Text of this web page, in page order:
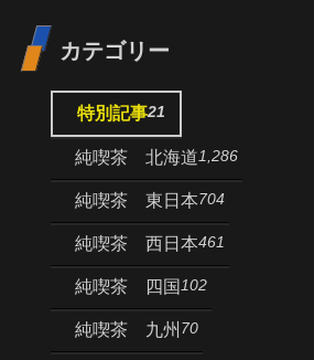
カテゴリー
特別記事21
純喫茶 北海道1,286
純喫茶 東日本704
純喫茶 西日本461
純喫茶 四国 102
純喫茶 九州 70